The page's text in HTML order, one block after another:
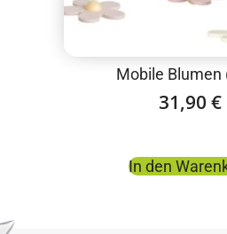
Mobile Blumen
31,90 €
In den